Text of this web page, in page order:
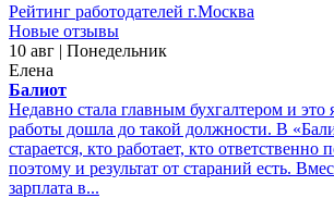
Рейтинг работодателей г.Москва
Новые отзывы
10 авг | Понедельник
Елена
Балиот
Недавно стала главным бухгалтером и это
работы дошла до такой должности. В
старается, кто работает, кто ответственно
поэтому и результат от стараний есть.
зарплата в...